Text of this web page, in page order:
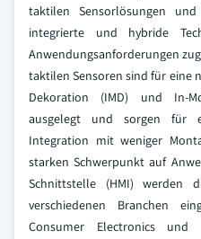
taktilen Sensorlösungen
integrierte und hybride
Anwendungsanforderungen
taktilen Sensoren sind für eine
Dekoration (IMD) und In-
ausgelegt und sorgen für
Integration mit weniger
starken Schwerpunkt auf
Schnittstelle (HMI) werden
verschiedenen Branchen
Consumer Electronics und